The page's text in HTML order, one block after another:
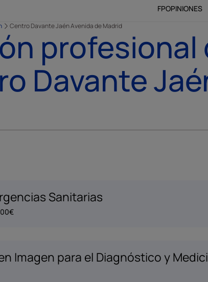
FPOPINIONES
Centro Davante Jaén Avenida de Madrid
Davante
Sanitarias
Imagen para el Diagnóstico y